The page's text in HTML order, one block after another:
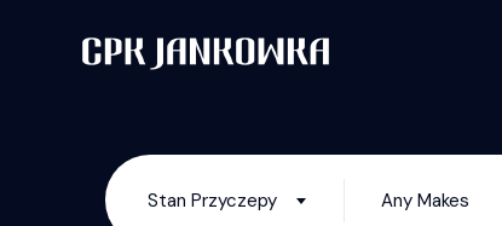
Stan Przyczepy Any Makes